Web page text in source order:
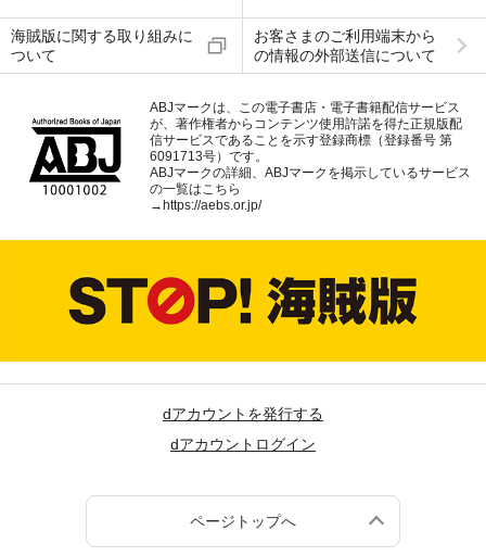
海賊版に関する取り組みに
ついて
お客さまのご利用端末から
の情報の外部送信について
ABJマークは、この電子書店・電子書籍配信サービス
が、著作権者からコンテンツ使用許諾を得た正規版配
信サービスであることを示す登録商標（登録番号 第
6091713号）です。
ABJマークの詳細、ABJマークを掲示しているサービス
の一覧はこちら
→https://aebs.or.jp/
dアカウントを発行する
dアカウントログイン
ページトップへ